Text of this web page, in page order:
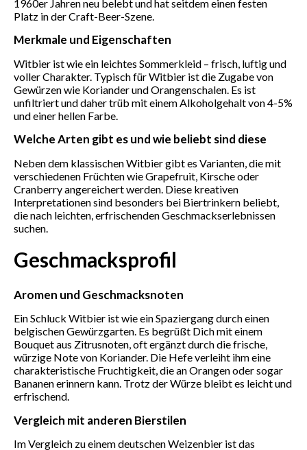
1960er Jahren neu belebt und hat seitdem einen festen
Platz in der Craft-Beer-Szene.
Merkmale und Eigenschaften
Witbier ist wie ein leichtes Sommerkleid – frisch, luftig und
voller Charakter. Typisch für Witbier ist die Zugabe von
Gewürzen wie Koriander und Orangenschalen. Es ist
unfiltriert und daher trüb mit einem Alkoholgehalt von 4-5%
und einer hellen Farbe.
Welche Arten gibt es und wie beliebt sind diese
Neben dem klassischen Witbier gibt es Varianten, die mit
verschiedenen Früchten wie Grapefruit, Kirsche oder
Cranberry angereichert werden. Diese kreativen
Interpretationen sind besonders bei Biertrinkern beliebt,
die nach leichten, erfrischenden Geschmackserlebnissen
suchen.
Geschmacksprofil
Aromen und Geschmacksnoten
Ein Schluck Witbier ist wie ein Spaziergang durch einen
belgischen Gewürzgarten. Es begrüßt Dich mit einem
Bouquet aus Zitrusnoten, oft ergänzt durch die frische,
würzige Note von Koriander. Die Hefe verleiht ihm eine
charakteristische Fruchtigkeit, die an Orangen oder sogar
Bananen erinnern kann. Trotz der Würze bleibt es leicht und
erfrischend.
Vergleich mit anderen Bierstilen
Im Vergleich zu einem deutschen Weizenbier ist das